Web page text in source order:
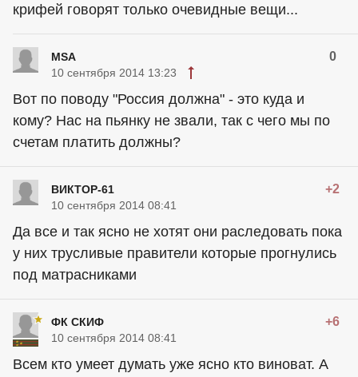
крифей говорят только очевидные вещи...
MSA 0
10 сентября 2014 13:23
Вот по поводу "Россия должна" - это куда и
кому? Нас на пьянку не звали, так с чего мы по
счетам платить должны?
ВИКТОР-61 +2
10 сентября 2014 08:41
Да все и так ясно не хотят они раследовать пока
у них трусливые правители которые прогнулись
под матрасниками
ФК СКИФ +6
10 сентября 2014 08:41
Всем кто умеет думать уже ясно кто виноват. А